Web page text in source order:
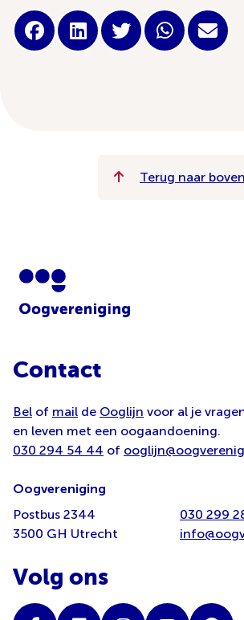
Terug naar boven
Contact
Bel of mail de Ooglijn voor al je
en leven met een oogaandoening.
030 294 54 44 of
Oogvereniging
Postbus 2344
3500 GH Utrecht
030 299
Volg ons